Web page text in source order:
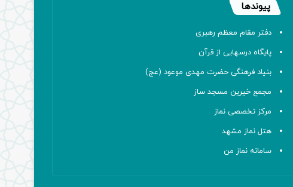
پیوندها
دفتر مقام معظم رهبری
پایگاه درسهایی از قرآن
بنیاد فرهنگی حضرت مهدی موعود (عج)
مجمع خیرین مسجد ساز
مرکز تخصصی نماز
هتل نماز مشهد
سامانه نماز من